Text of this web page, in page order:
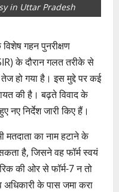
in Uttar Pradesh
गहन पुनरीक्षण
के दौरान गलत तरीके से
हो गया है। इस मुद्दे पर कई
की है। बढ़ते विवाद के
नए निर्देश जारी किए हैं।
का नाम हटाने के
है, जिसने वह फॉर्म स्वयं
की ओर से फॉर्म-7 न तो
के पास जमा करा